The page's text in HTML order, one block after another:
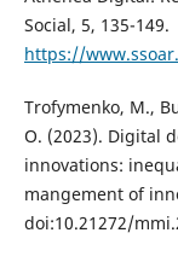
Social, 5, 135-149.
https://
Trofymenko, M.,
O. (2023). Digital
innovations:
mangement of
doi:10.21272/